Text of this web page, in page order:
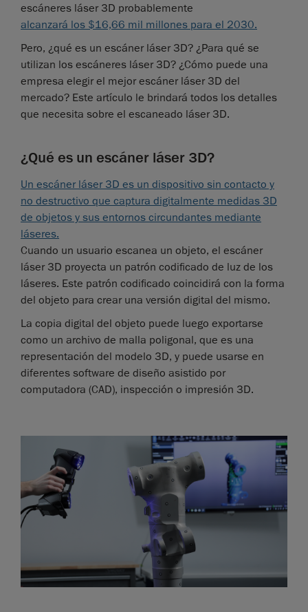
escáneres láser 3D probablemente
alcanzará los $16,66 mil millones para el 2030.
Pero, ¿qué es un escáner láser 3D? ¿Para qué se
utilizan los escáneres láser 3D? ¿Cómo puede una
empresa elegir el mejor escáner láser 3D del
mercado? Este artículo le brindará todos los detalles
que necesita sobre el escaneado láser 3D.
¿Qué es un escáner láser 3D?
Un escáner láser 3D es un dispositivo sin contacto y
no destructivo que captura digitalmente medidas 3D
de objetos y sus entornos circundantes mediante
láseres.
Cuando un usuario escanea un objeto, el escáner
láser 3D proyecta un patrón codificado de luz de los
láseres. Este patrón codificado coincidirá con la forma
del objeto para crear una versión digital del mismo.
La copia digital del objeto puede luego exportarse
como un archivo de malla poligonal, que es una
representación del modelo 3D, y puede usarse en
diferentes software de diseño asistido por
computadora (CAD), inspección o impresión 3D.